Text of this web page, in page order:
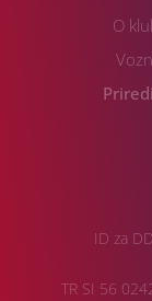
O
ID za
TR SI 56